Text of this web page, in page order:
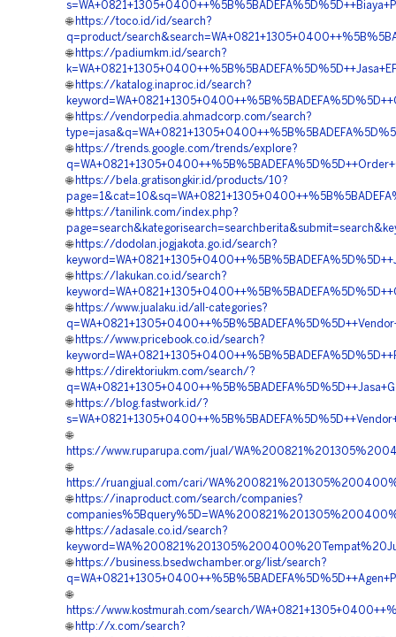
🌐 https://toco.id/id/search?
q=product/
🌐 https://padiumkm.id/search?
🌐 https://katalog.inaproc.id/search?
🌐 https://vendorpedia.ahmadcorp.com/search?
🌐 https://trends.google.com/trends/explore?
🌐 https://bela.gratisongkir.id/products/10?
🌐 https://tanilink.com/index.php?
🌐 https://dodolan.jogjakota.go.id/search?
🌐 https://lakukan.co.id/search?
🌐 https://www.jualaku.id/all-categories?
🌐 https://www.pricebook.co.id/search?
🌐 https://direktoriukm.com/search/?
🌐 https://blog.fastwork.id/?
🌐
https://www.ruparupa.com/jual/
🌐
https://ruangjual.com/cari/
🌐 https://inaproduct.com/search/companies?
🌐 https://adasale.co.id/search?
🌐 https://business.bsedwchamber.org/list/search?
🌐
https://www.kostmurah.com/search/
🌐 http://x.com/search?